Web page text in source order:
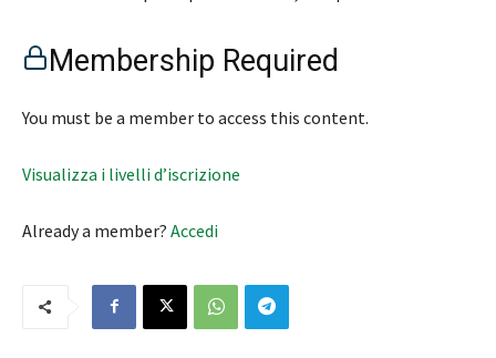
Membership Required
You must be a member to access this content.
Visualizza i livelli d’iscrizione
Already a member? Accedi